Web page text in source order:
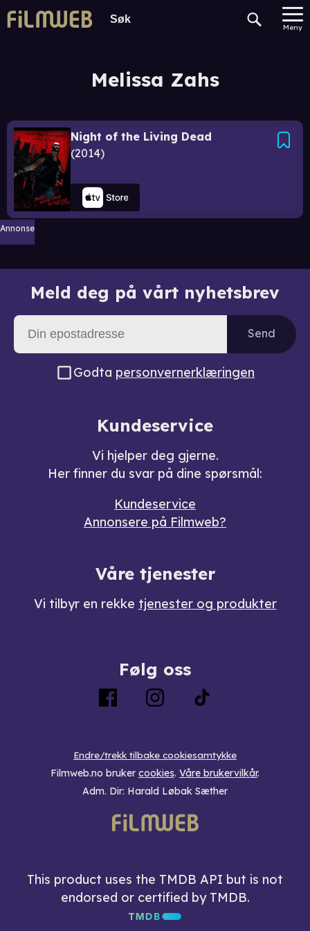
Meny
Melissa Zahs
Night of the Living Dead
2014
Annonse
Meld deg på vårt nyhetsbrev
Send
Godta personvernerklæringen
Kundeservice
Vi hjelper deg gjerne.
Her finner du svar på dine spørsmål:
Kundeservice
Annonsere på Filmweb?
Våre tjenester
Vi tilbyr en rekke tjenester og produkter
Følg oss
Endre/trekk tilbake cookiesamtykke
Filmweb.no bruker cookies. Våre brukervilkår.
Adm. Dir: Harald Løbak Sæther
This product uses the TMDB API but is not
endorsed or certified by TMDB.